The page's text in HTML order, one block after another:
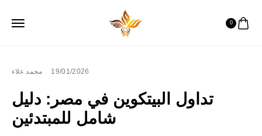
0
محمد علاء 19/01/2026
تداول البيتكوين في مصر: دليل
شامل للمبتدئين